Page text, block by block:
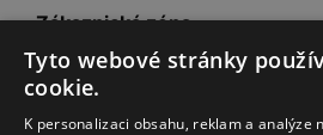
Zákaznická zóna
Společnost Wojas
Tyto webové stránky
cookie.
K personalizaci obsahu, reklam a analýze